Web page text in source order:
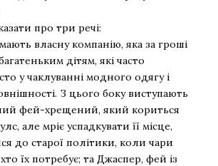
про три речі:
власну компанію, яка за гроші
дітям, які часто
у чаклуванні модного одягу і
З цього боку виступають
фей-хрещений, який кориться
але мріє успадкувати її місце,
до старої політики, коли чари
їх потребує; та Джаспер, фей із